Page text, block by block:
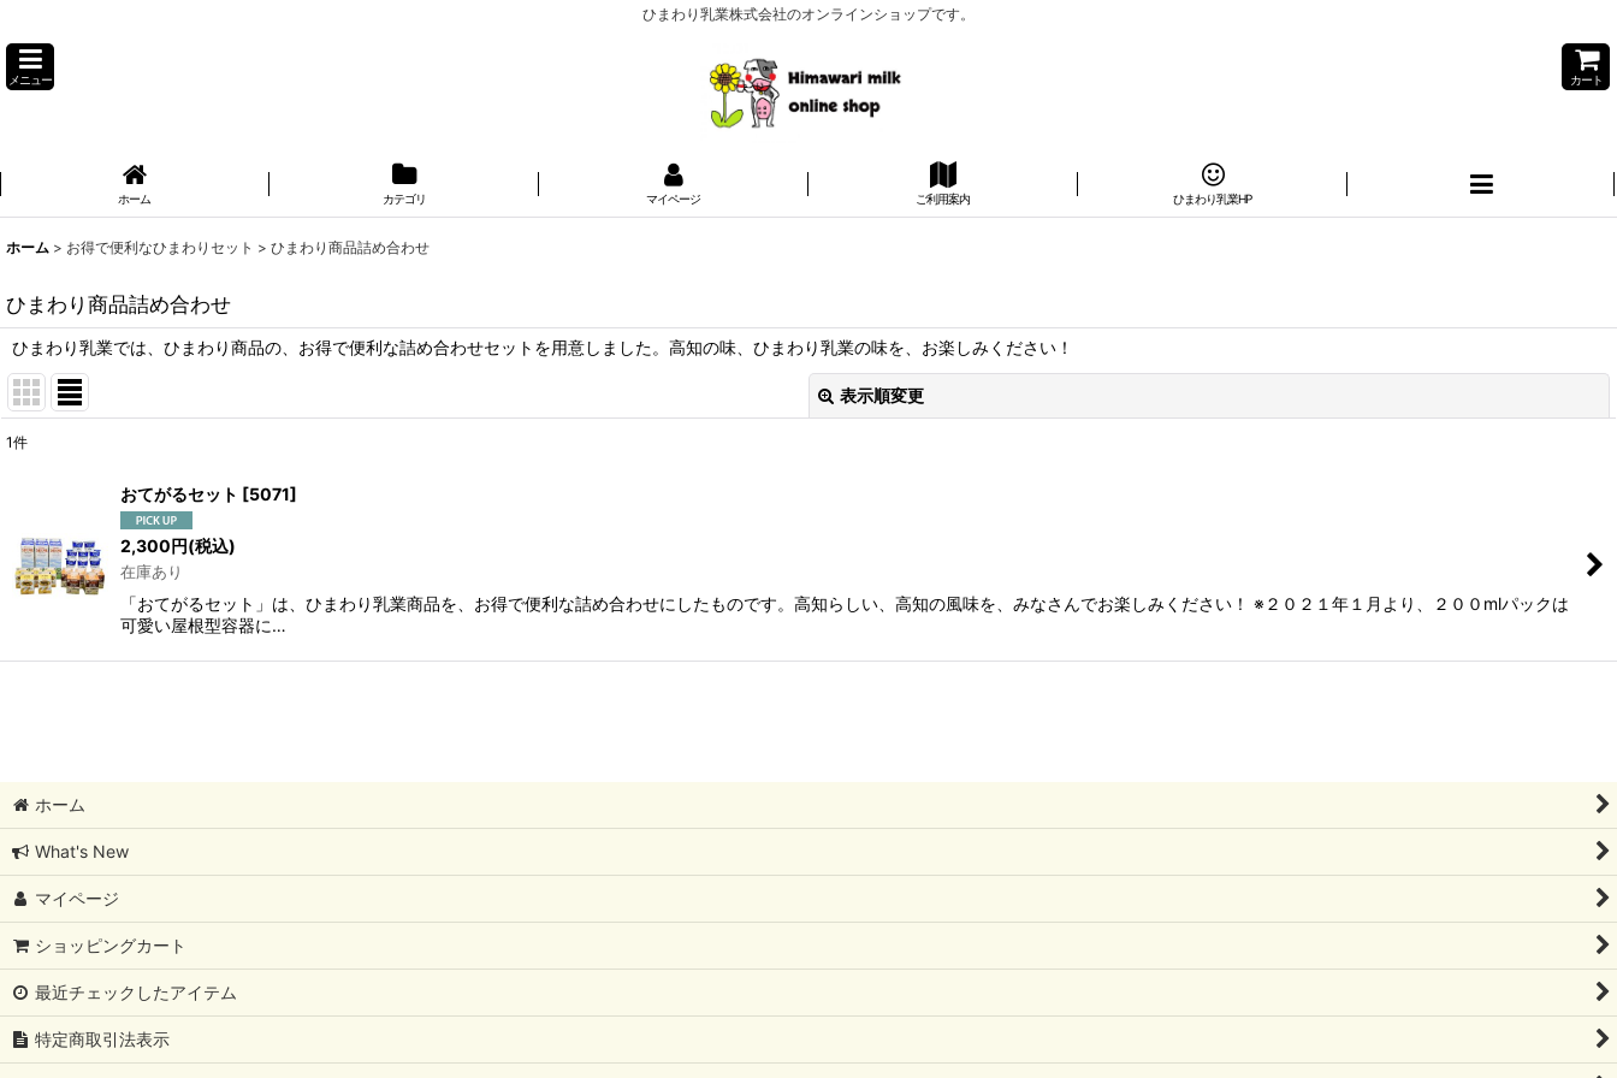
ひまわり乳業株式会社のオンラインショップです。
メニュー カート
ホーム カテゴリ マイページ ご利用案内 ひまわり乳業HP
ホーム > お得で便利なひまわりセット > ひまわり商品詰め合わせ
ひまわり商品詰め合わせ
ひまわり乳業では、ひまわり商品の、お得で便利な詰め合わせセットを用意しました。高知の味、ひまわり乳業の味を、お楽しみください！
表示順変更
絞り込む
1件
おてがるセット [5071]
2,300円(税込)
在庫あり
「おてがるセット」は、ひまわり乳業商品を、お得で便利な詰め合わせにしたものです。高知らしい、高知の風味を、みなさんでお楽しみください！ ※２０２１年１月より、２００mlパックは
可愛い屋根型容器に…
ホーム
What's New
マイページ
ショッピングカート
最近チェックしたアイテム
特定商取引法表示